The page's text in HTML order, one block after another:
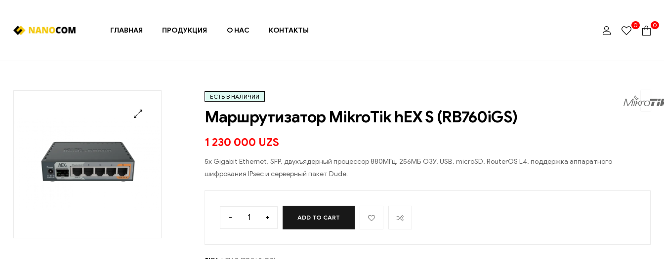
ГЛАВНАЯ ПРОДУКЦИЯ О НАС КОНТАКТЫ
0 0
ЕСТЬ В НАЛИЧИИ
Маршрутизатор MikroTik hEX S (RB760iGS)
1 230 000 UZS
5x Gigabit Ethernet, SFP, двухъядерный процессор 880МГц, 256МБ ОЗУ, USB, microSD, RouterOS L4, поддержка аппаратного
шифрования IPsec и серверный пакет Dude.
- + ADD TO CART